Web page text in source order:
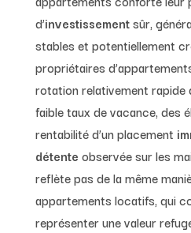
d’investissementsûr,
stables et potentiellement
propriétaires
rotation relativement rapide
faible taux de vacance, des
rentabilité d’un placement
détente observée sur les
reflète pas de la même
appartements locatifs, qui
représenter une valeur